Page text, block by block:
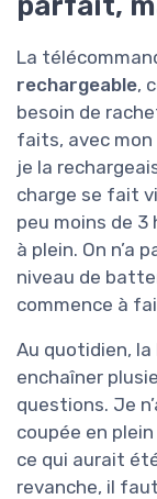
La
rechargeable,
besoin de
faits, avec mon
je la
charge se fait
peu moins de 3
à plein. On n’a
niveau de
commence à
Au quotidien,
enchaîner
questions. Je
coupée en
ce qui aurait
revanche, il